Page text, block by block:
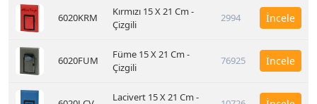
6020KRM
Kırmızı 15 X 21 Cm -
Çizgili
2994 İncele
6020FUM
Füme 15 X 21 Cm -
Çizgili
76925 İncele
Lacivert 15 X 21 Cm -